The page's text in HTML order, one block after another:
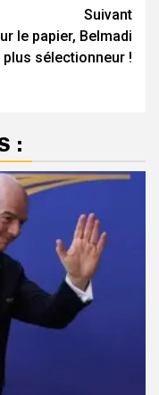
Suivant
le papier, Belmadi
plus sélectionneur !
: